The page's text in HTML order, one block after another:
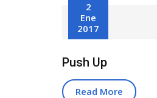
2
Ene
2017
Push Up
Read More